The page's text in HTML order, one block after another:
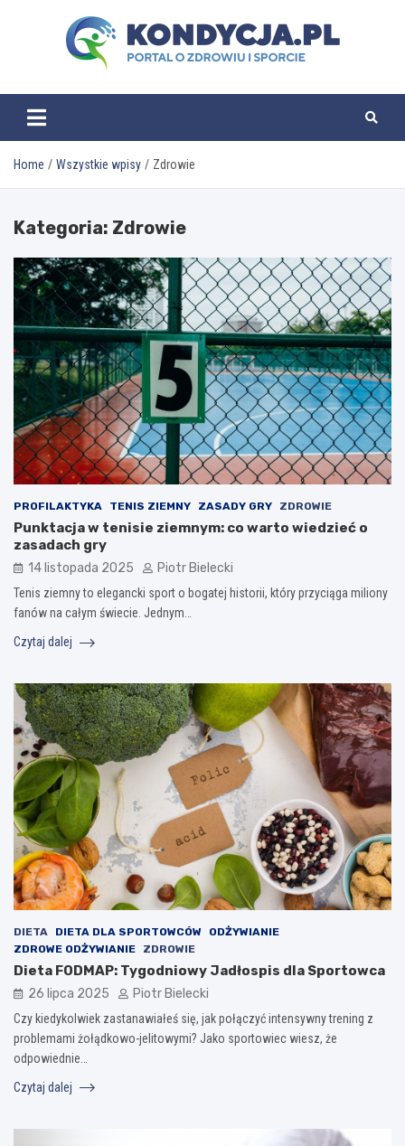
kondycja.pl
Home Wszystkie wpisy Zdrowie
Kategoria: Zdrowie
PROFILAKTYKA TENIS ZIEMNY ZASADY GRY ZDROWIE
Punktacja w tenisie ziemnym: co warto wiedzieć o
zasadach gry
14 listopada 2025 Piotr Bielecki
Tenis ziemny to elegancki sport o bogatej historii, który przyciąga miliony
fanów na całym świecie. Jednym…
Czytaj dalej
DIETA DIETA DLA SPORTOWCÓW
ODŻYWIANIE
ZDROWE ODŻYWIANIE
ZDROWIE
Dieta FODMAP: Tygodniowy Jadłospis dla Sportowca
26 lipca 2025 Piotr Bielecki
Czy kiedykolwiek zastanawiałeś się, jak połączyć intensywny trening z
problemami żołądkowo-jelitowymi? Jako sportowiec wiesz, że
odpowiednie…
Czytaj dalej